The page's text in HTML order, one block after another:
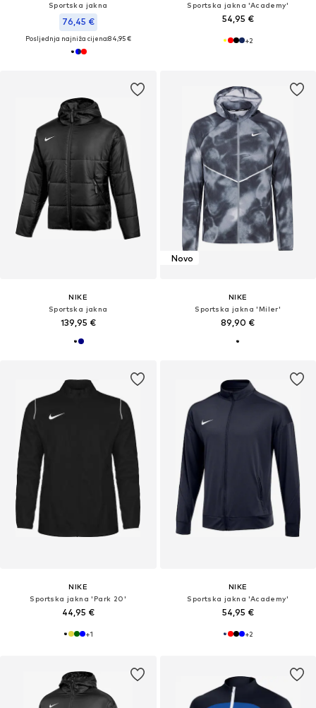
Sportska jakna
76,45 €
Posljednja najniža cijena:84,95 €
Sportska jakna 'Academy'
54,95 €
+2
NIKE
Sportska jakna
139,95 €
Novo
NIKE
Sportska jakna 'Miler'
89,90 €
NIKE
Sportska jakna 'Park 20'
44,95 €
+1
NIKE
Sportska jakna 'Academy'
54,95 €
+2